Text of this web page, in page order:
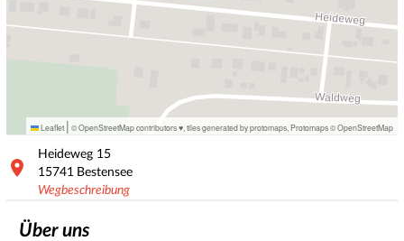
Leaflet | © OpenStreetMap contributors ♥, tiles generated by protomaps Protomaps©OpenStreetMap
Heideweg 15
15741
Bestensee
Wegbeschreibung
Über uns